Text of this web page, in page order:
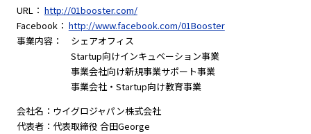
URL： http://01booster.com/
Facebook： http://www.facebook.com/01Booster
事業内容： シェアオフィス
Startup向けインキュベーション事業
事業会社向け新規事業サポート事業
事業会社・Startup向け教育事業
会社名：ウイグロジャパン株式会社
代表者：代表取締役 合田George